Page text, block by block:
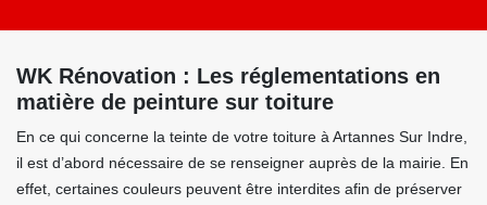
WK Rénovation : Les réglementations en
matière de peinture sur toiture
En ce qui concerne la teinte de votre toiture à Artannes Sur Indre,
il est d’abord nécessaire de se renseigner auprès de la mairie. En
effet, certaines couleurs peuvent être interdites afin de préserver